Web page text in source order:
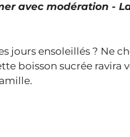
avec modération -
jours ensoleillés ? Ne
boisson sucrée ravira